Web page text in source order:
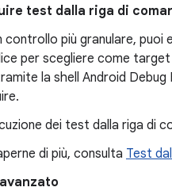
test dalla riga di
controllo più granulare,
per scegliere come target
la shell Android Debug
dei test dalla riga di
di più, consulta Test